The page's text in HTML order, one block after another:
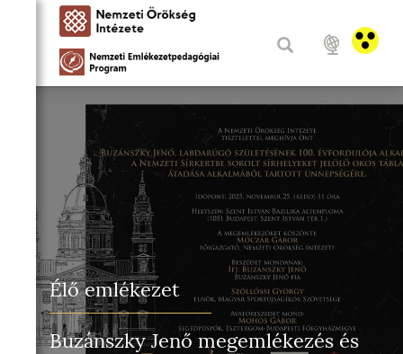
Élő emlékezet
Buzánszky Jenő megemlékezés és